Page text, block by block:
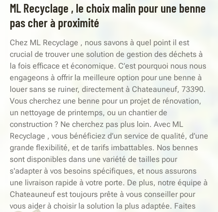
ML Recyclage , le choix malin pour une benne
pas cher à proximité
Chez ML Recyclage , nous savons à quel point il est
crucial de trouver une solution de gestion des déchets à
la fois efficace et économique. C’est pourquoi nous nous
engageons à offrir la meilleure option pour une benne à
louer sans se ruiner, directement à Chateauneuf, 73390.
Vous cherchez une benne pour un projet de rénovation,
un nettoyage de printemps, ou un chantier de
construction ? Ne cherchez pas plus loin. Avec ML
Recyclage , vous bénéficiez d’un service de qualité, d’une
grande flexibilité, et de tarifs imbattables. Nos bennes
sont disponibles dans une variété de tailles pour
s'adapter à vos besoins spécifiques, et nous assurons
une livraison rapide à votre porte. De plus, notre équipe à
Chateauneuf est toujours prête à vous conseiller pour
vous aider à choisir la solution la plus adaptée. Faites